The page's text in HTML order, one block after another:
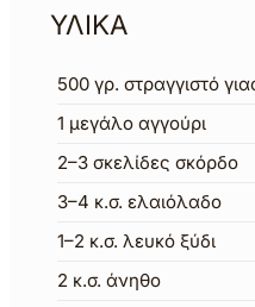
ΥΛΙΚΑ
500 γρ. στραγγιστό
1 μεγάλο αγγούρι
2–3 σκελίδες σκόρδο
3–4 κ.σ. ελαιόλαδο
1–2 κ.σ. λευκό ξύδι
2 κ.σ. άνηθο